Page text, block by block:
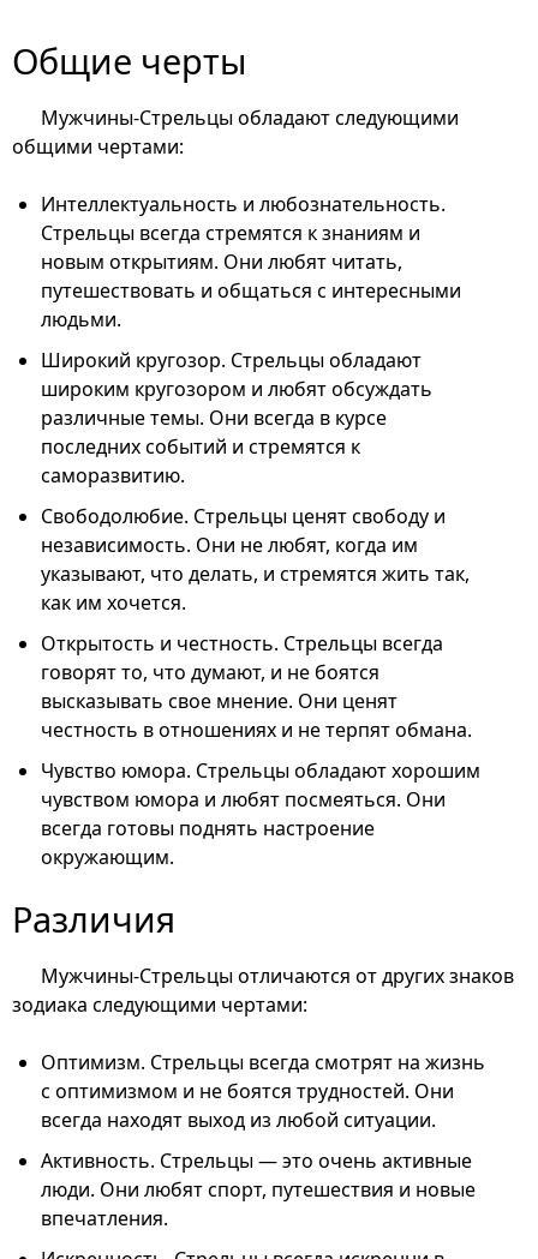
Общие черты
Мужчины-Стрельцы обладают следующими
общими чертами:
Интеллектуальность и любознательность.
Стрельцы всегда стремятся к знаниям и
новым открытиям. Они любят читать,
путешествовать и общаться с интересными
людьми.
Широкий кругозор. Стрельцы обладают
широким кругозором и любят обсуждать
различные темы. Они всегда в курсе
последних событий и стремятся к
саморазвитию.
Свободолюбие. Стрельцы ценят свободу и
независимость. Они не любят, когда им
указывают, что делать, и стремятся жить так,
как им хочется.
Открытость и честность. Стрельцы всегда
говорят то, что думают, и не боятся
высказывать свое мнение. Они ценят
честность в отношениях и не терпят обмана.
Чувство юмора. Стрельцы обладают хорошим
чувством юмора и любят посмеяться. Они
всегда готовы поднять настроение
окружающим.
Различия
Мужчины-Стрельцы отличаются от других знаков
зодиака следующими чертами:
Оптимизм. Стрельцы всегда смотрят на жизнь
с оптимизмом и не боятся трудностей. Они
всегда находят выход из любой ситуации.
Активность. Стрельцы — это очень активные
люди. Они любят спорт, путешествия и новые
впечатления.